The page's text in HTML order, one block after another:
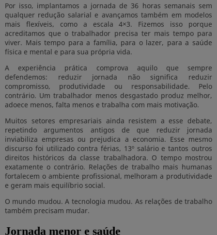
Por isso, implantamos a jornada de 36 horas semanais sem
qualquer redução salarial e avançamos também em modelos
mais flexíveis, como a escala 4×3. Fizemos isso porque
acreditamos que o trabalhador precisa ter mais tempo para
viver. Mais tempo para a família, para o lazer, para a saúde
física e mental e para sua própria vida.
A experiência prática comprova aquilo que sempre
defendemos: reduzir jornada não significa reduzir
compromisso, produtividade ou responsabilidade. Pelo
contrário. Um trabalhador menos desgastado produz melhor,
adoece menos, falta menos e trabalha com mais motivação.
Muitos setores empresariais ainda resistem a esse debate,
repetindo argumentos antigos de que reduzir jornada
inviabiliza empresas ou prejudica a economia. Esse mesmo
discurso foi utilizado contra férias, 13º salário e tantos outros
direitos históricos da classe trabalhadora. O tempo mostrou
exatamente o contrário. Relações de trabalho mais humanas
fortalecem o ambiente profissional, melhoram a produtividade
e geram mais equilíbrio social.
O mundo mudou. A tecnologia mudou. As relações de trabalho
também precisam mudar.
Jornada menor e saúde